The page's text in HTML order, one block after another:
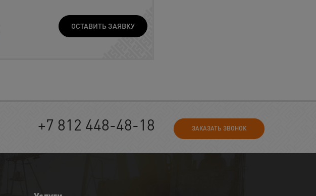
ОСТАВИТЬ ЗАЯВКУ
+7 812 448-48-18 ЗАКАЗАТЬ ЗВОНОК